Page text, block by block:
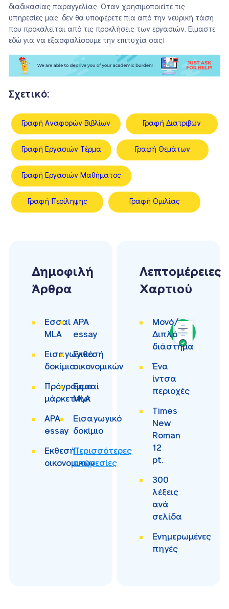
διαδικασίας παραγγελίας. Όταν χρησιμοποιείτε τις
υπηρεσίες μας, δεν θα υποφέρετε πια από την νευρική τάση
που προκαλείται από τις προκλήσεις των εργασιών. Είμαστε
εδώ για να εξασφαλίσουμε την επιτυχία σας!
Σχετικό:
Γραφή Αναφορών Βιβλίων Γραφή Διατριβών
Γραφή Εργασιών Τέρμα Γραφή Θεμάτων
Γραφή Εργασιών Μαθήματος
Γραφή Περίληψης Γραφή Ομιλίας
Δημοφιλή
Άρθρα
Εσσαί
MLA
APA
essay
Εισαγωγικό
δοκίμιο
Εκθεσή
οικονομικών
Πρόγραμμα
μάρκετινγκ
Εσσαί
MLA
APA
essay
Εισαγωγικό
δοκίμιο
Εκθεσή
οικονομικών
Περισσότερες
υπηρεσίες
Λεπτομέρειες
Χαρτιού
Μονό/
Διπλό
διάστημα
Ένα
ίντσα
περιοχές
Times
New
Roman
12
pt.
300
λέξεις
ανά
σελίδα
Ενημερωμένες
πηγές